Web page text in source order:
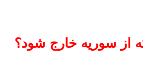
از سوریه خارج شود؟